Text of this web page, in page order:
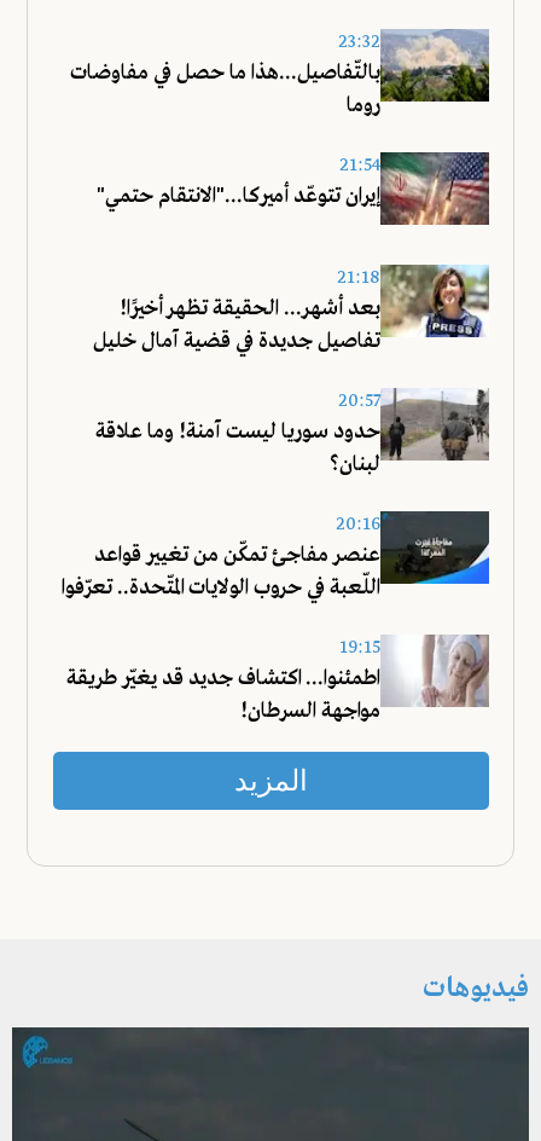
23:32
بالتّفاصيل...هذا ما حصل في مفاوضات
روما
21:54
إيران تتوعّد أميركا..."الانتقام حتمي"
21:18
بعد أشهر... الحقيقة تظهر أخيرًا!
تفاصيل جديدة في قضية آمال خليل
20:57
حدود سوريا ليست آمنة! وما علاقة
لبنان؟
20:16
عنصر مفاجئ تمكّن من تغيير قواعد
اللّعبة في حروب الولايات المتّحدة.. تعرّفوا
19:15
اطمئنوا... اكتشاف جديد قد يغيّر طريقة
مواجهة السرطان!
المزيد
فيديوهات